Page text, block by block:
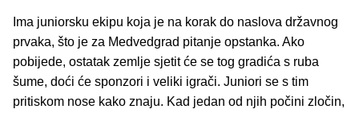
Ima juniorsku ekipu koja je na korak do naslova državnog
prvaka, što je za Medvedgrad pitanje opstanka. Ako
pobijede, ostatak zemlje sjetit će se tog gradića s ruba
šume, doći će sponzori i veliki igrači. Juniori se s tim
pritiskom nose kako znaju. Kad jedan od njih počini zločin,